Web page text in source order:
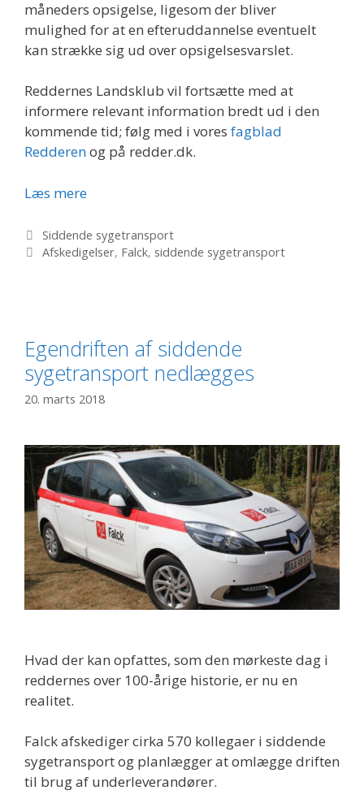
måneders opsigelse, ligesom der bliver
mulighed for at en efteruddannelse eventuelt
kan strække sig ud over opsigelsesvarslet.
Reddernes Landsklub vil fortsætte med at
informere relevant information bredt ud i den
kommende tid; følg med i vores fagblad
Redderenog på redder.dk.
Læs mereInformationsmøder
Kategorier
Siddende sygetransport
Tags
Afskedigelser, Falck, siddende sygetransport
Egendriften af siddende
sygetransport nedlægges
20. marts 2018
Hvad der kan opfattes, som den mørkeste dag i
reddernes over 100-årige historie, er nu en
realitet.
Falck afskediger cirka 570 kollegaer i siddende
sygetransport og planlægger at omlægge driften
til brug af underleverandører.